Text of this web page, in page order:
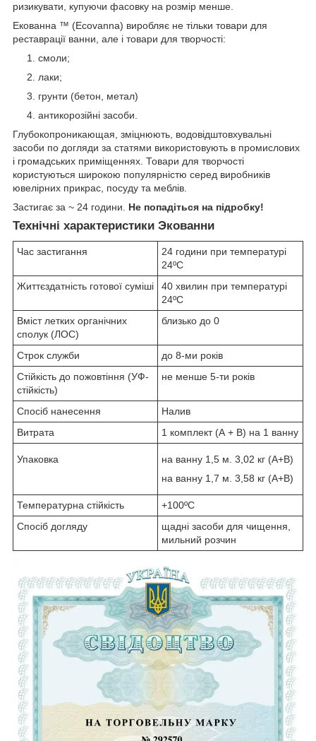
ризикувати, купуючи фасовку на розмір менше.
Екованна ™ (Ecovanna) виробляє не тільки товари для
реставрації ванни, але і товари для творчості:
смоли;
лаки;
грунти (бетон, метал)
антикорозійні засоби.
Глубокопроникающая, зміцнюють, водовідштовхувальні
засоби по догляди за статями використовують в промислових
і громадських приміщеннях. Товари для творчості
користуються широкою популярністю серед виробників
ювелірних прикрас, посуду та меблів.
Застигає за ~ 24 години. Не попадіться на підробку!
Технічні характеристики Экованни
Час застигання
24 години при температурі
24ºC
Життєздатність готової суміші
40 хвилин при температурі
24ºC
Вміст летких органічних
сполук (ЛОС)
близько до 0
Строк служби
до 8-ми років
Стійкість до пожовтіння (УФ-
стійкість)
не менше 5-ти років
Спосіб нанесення
Налив
Витрата
1 комплект (А + B) на 1 ванну
Упаковка
на ванну 1,5 м. 3,02 кг (А+B)
на ванну 1,7 м. 3,58 кг (A+B)
Температурна стійкість
+100ºC
Спосіб догляду
щадні засоби для чищення,
мильний розчин